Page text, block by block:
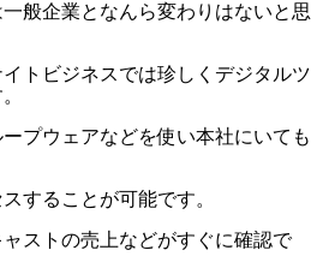
般企業となんら変わりはないと思
トビジネスでは珍しくデジタルツ
プウェアなどを使い本社にいても
することが可能です。
ストの売上などがすぐに確認で